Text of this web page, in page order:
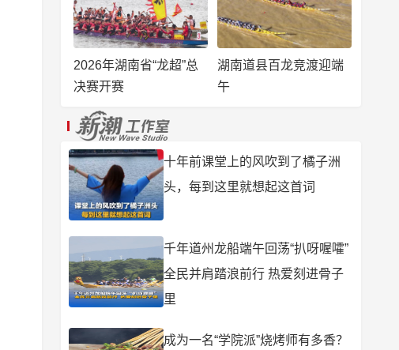
2026年湖南省“龙超”总
决赛开赛
湖南道县百龙竞渡迎端
午
十年前课堂上的风吹到了橘子洲
头，每到这里就想起这首词
千年道州龙船端午回荡“扒呀喔嚯”
全民并肩踏浪前行 热爱刻进骨子
里
成为一名“学院派”烧烤师有多香？